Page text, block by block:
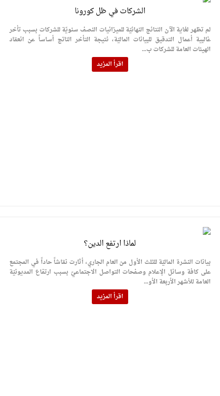
الشركات في ظل كورونا
لم تظهر لغاية الآن النتائج النهائيّة للميزانيات النصف سنويّة للشركات بسبب تأخر
غالبية أعمال التدقيق للبيانات الماليّة، نتيجة التأخر الناتج أساساً عن انعقاد
الهيئات العامة للشركات ب...
اقرأ المزيد
لماذا ارتفع الدين؟
بيانات النشرة الماليّة للثلث الأول من العام الجاري، أثارت نقاشاً حاداً في المجتمع
على كافة وسائل الإعلام وصفحات التواصل الاجتماعيّ بسبب ارتفاع المديونيّة
العامة للأشهر الأربعة الأو...
اقرأ المزيد